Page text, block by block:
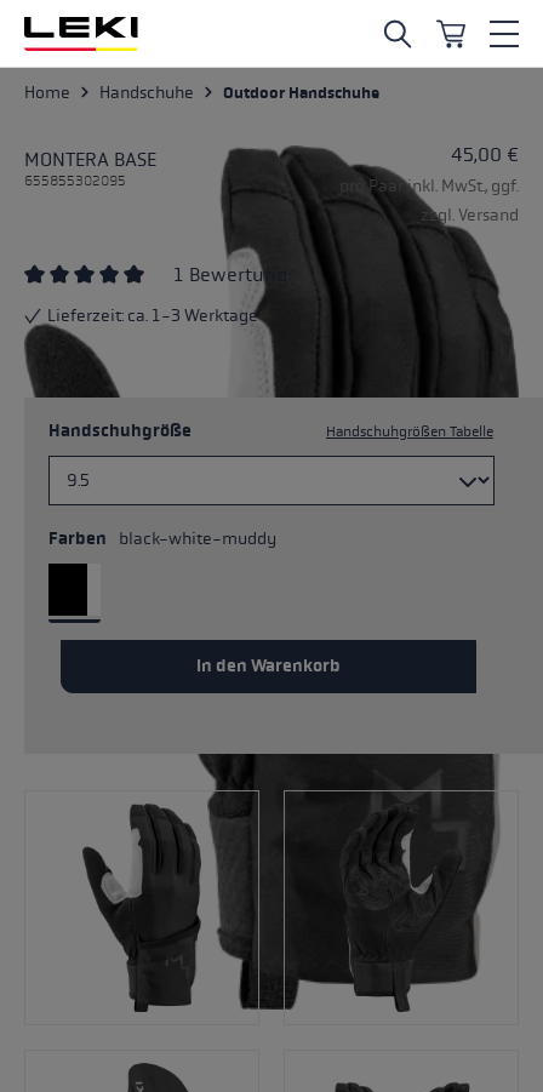
Zum Hauptinhalt springen
Home Handschuhe Outdoor Handschuhe
MONTERA BASE
655855302095
45,00 €
pro Paar inkl. MwSt., ggf.
zzgl. Versand
Durchschnittliche Bewertung von 5 von 5 Sternen
1 Bewertung
Lieferzeit: ca. 1-3 Werktage
Handschuhgröße Handschuhgrößen Tabelle
Farben black-white-muddy
In den Warenkorb